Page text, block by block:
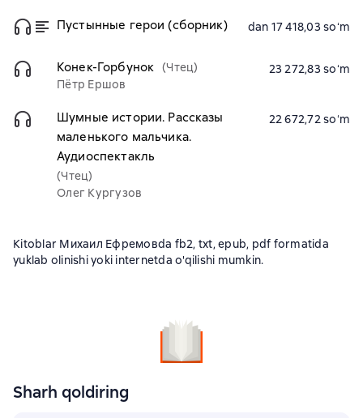
Пустынные герои (сборник) dan 17 418,03 soʻm
Конек-Горбунок (Чтец)
Пётр Ершов
23 272,83 soʻm
Шумные истории. Рассказы
маленького мальчика.
Аудиоспектакль
(Чтец)
Олег Кургузов
22 672,72 soʻm
Kitoblar Михаил Ефремовda fb2, txt, epub, pdf formatida
yuklab olinishi yoki internetda o'qilishi mumkin.
Sharh qoldiring